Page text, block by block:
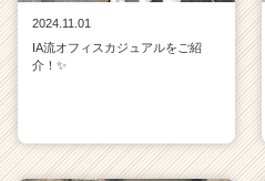
2024.11.01
IA流オフィスカジュアルをご紹
介！✨